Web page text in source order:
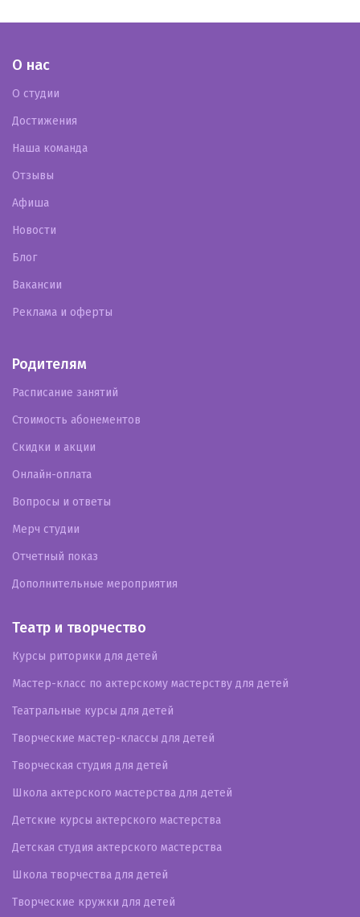
О нас
О студии
Достижения
Наша команда
Отзывы
Афиша
Новости
Блог
Вакансии
Реклама и оферты
Родителям
Расписание занятий
Стоимость абонементов
Скидки и акции
Онлайн-оплата
Вопросы и ответы
Мерч студии
Отчетный показ
Дополнительные мероприятия
Театр и творчество
Курсы риторики для детей
Мастер-класс по актерскому мастерству для детей
Театральные курсы для детей
Творческие мастер-классы для детей
Творческая студия для детей
Школа актерского мастерства для детей
Детские курсы актерского мастерства
Детская студия актерского мастерства
Школа творчества для детей
Творческие кружки для детей